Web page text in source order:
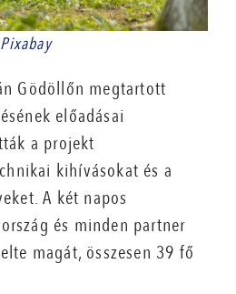
Pixabay
Gödöllőn megtartott
előadásai
a projekt
kihívásokat és a
A két napos
és minden partner
magát, összesen 39 fő